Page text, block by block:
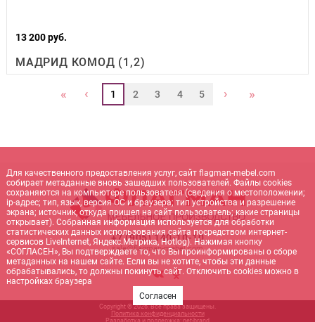
13 200 руб.
МАДРИД КОМОД (1,2)
« ‹ 1 2 3 4 5 › »
+7 (905) 140-10-10
sale@flagman-mebel.com
Copyright © 2026. Все права защищены.
Политика конфиденциальности
Разработка и поддержка: net- brand
Для качественного предоставления услуг, сайт flagman-mebel.com
собирает метаданные вновь зашедших пользователей. Файлы cookies
сохраняются на компьютере пользователя (сведения о местоположении;
ip-адрес; тип, язык, версия ОС и браузера; тип устройства и разрешение
экрана; источник, откуда пришел на сайт пользователь; какие страницы
открывает). Собранная информация используется для обработки
статистических данных использования сайта посредством интернет-
сервисов LiveInternet, Яндекс.Метрика, Hotlog). Нажимая кнопку
«СОГЛАСЕН», Вы подтверждаете то, что Вы проинформированы о сборе
метаданных на нашем сайте. Если вы не хотите, чтобы эти данные
обрабатывались, то должны покинуть сайт. Отключить cookies можно в
настройках браузера
Согласен